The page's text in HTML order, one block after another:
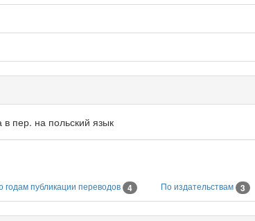
пер. на польский язык
годам публикации переводов 4 По издательствам 3